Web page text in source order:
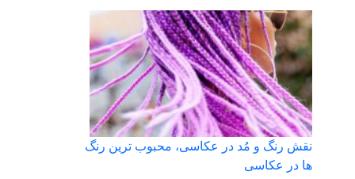
نقش رنگ و مُد در عکاسی، محبوب ترین رنگ
ها در عکاسی